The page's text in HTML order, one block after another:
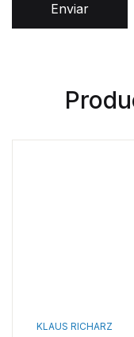
Enviar
KLAUS RICHARZ